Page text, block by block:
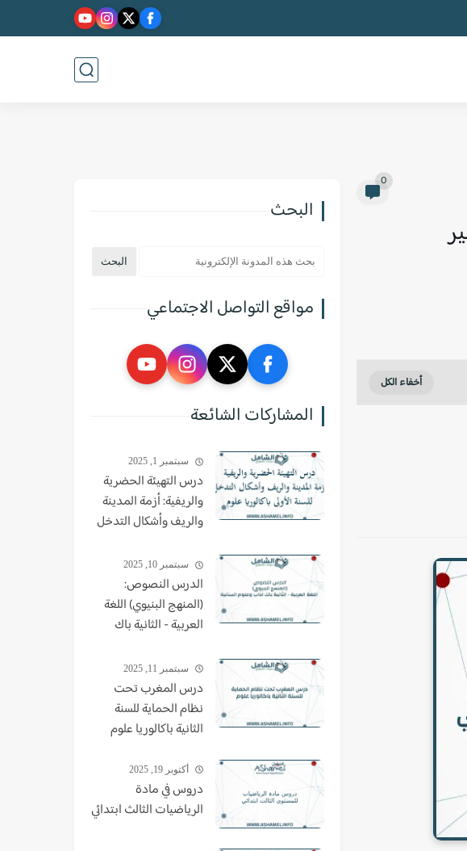
0
البحث
مواقع التواصل الاجتماعي
المشاركات الشائعة
سبتمبر 1, 2025
درس التهيئة الحضرية
والريفية: أزمة المدينة
والريف وأشكال التدخل
علومسبتمبر 10, 2025
الدرس النصوص:
(المنهج البنيوي) اللغة
العربية - الثانية باك
سبتمبر 11, 2025
درس المغرب تحت
نظام الحماية للسنة
الثانية باكالوريا علوم
أكتوبر 19, 2025
دروس في مادة
الرياضيات الثالث ابتدائي